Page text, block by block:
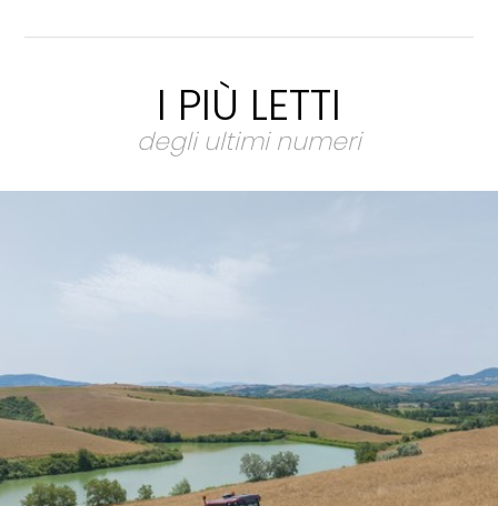
I PIÙ LETTI
degli ultimi numeri